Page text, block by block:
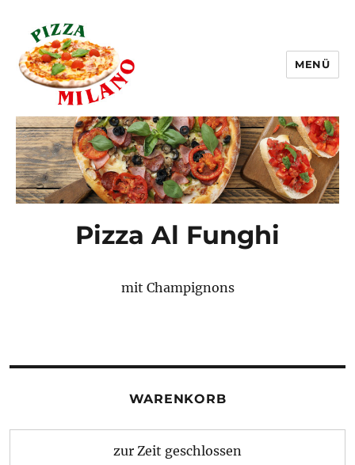
Pizza Milano Linz
MENÜ
Pizza Al Funghi
mit Champignons
WARENKORB
zur Zeit geschlossen